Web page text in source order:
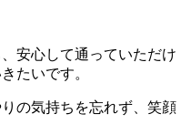
安心して通っていただけ
たいです。
の気持ちを忘れず、笑顔